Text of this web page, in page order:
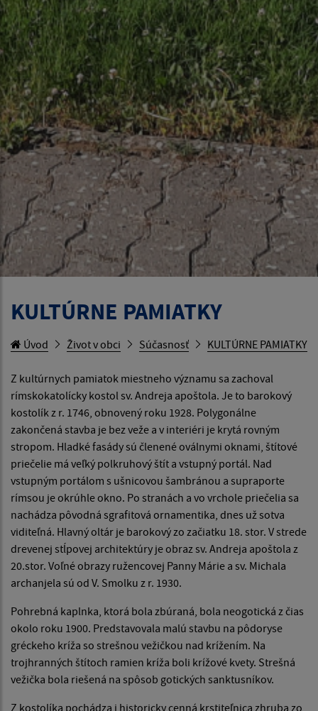
KULTÚRNE PAMIATKY
Úvod Život v obci Súčasnosť KULTÚRNE PAMIATKY
Z kultúrnych pamiatok miestneho významu sa zachoval
rímskokatolícky kostol sv. Andreja apoštola. Je to barokový
kostolík z r. 1746, obnovený roku 1928. Polygonálne
zakončená stavba je bez veže a v interiéri je krytá rovným
stropom. Hladké fasády sú členené oválnymi oknami, štítové
priečelie má veľký polkruhový štít a vstupný portál. Nad
vstupným portálom s ušnicovou šambránou a supraporte
rímsou je okrúhle okno. Po stranách a vo vrchole priečelia sa
nachádza pôvodná sgrafitová ornamentika, dnes už sotva
viditeľná. Hlavný oltár je barokový zo začiatku 18. stor. V strede
drevenej stĺpovej architektúry je obraz sv. Andreja apoštola z
20.stor. Voľné obrazy ružencovej Panny Márie a sv. Michala
archanjela sú od V. Smolku z r. 1930.
Pohrebná kaplnka, ktorá bola zbúraná, bola neogotická z čias
okolo roku 1900. Predstavovala malú stavbu na pôdoryse
gréckeho kríža so strešnou vežičkou nad krížením. Na
trojhranných štítoch ramien kríža boli krížové kvety. Strešná
vežička bola riešená na spôsob gotických sanktusníkov.
Z kostolíka pochádza i historicky cenná krstiteľnica zhruba zo